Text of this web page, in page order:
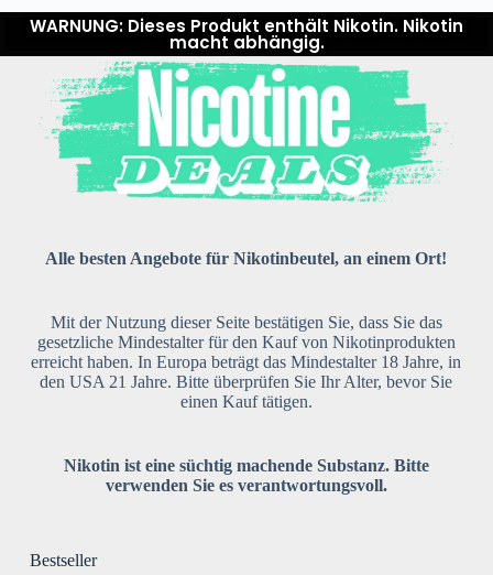
WARNUNG: Dieses Produkt enthält Nikotin. Nikotin
macht abhängig.
Alle besten Angebote für Nikotinbeutel, an einem Ort!
Mit der Nutzung dieser Seite bestätigen Sie, dass Sie das
gesetzliche Mindestalter für den Kauf von Nikotinprodukten
erreicht haben. In Europa beträgt das Mindestalter 18 Jahre, in
den USA 21 Jahre. Bitte überprüfen Sie Ihr Alter, bevor Sie
einen Kauf tätigen.
Nikotin ist eine süchtig machende Substanz. Bitte
verwenden Sie es verantwortungsvoll.
Bestseller